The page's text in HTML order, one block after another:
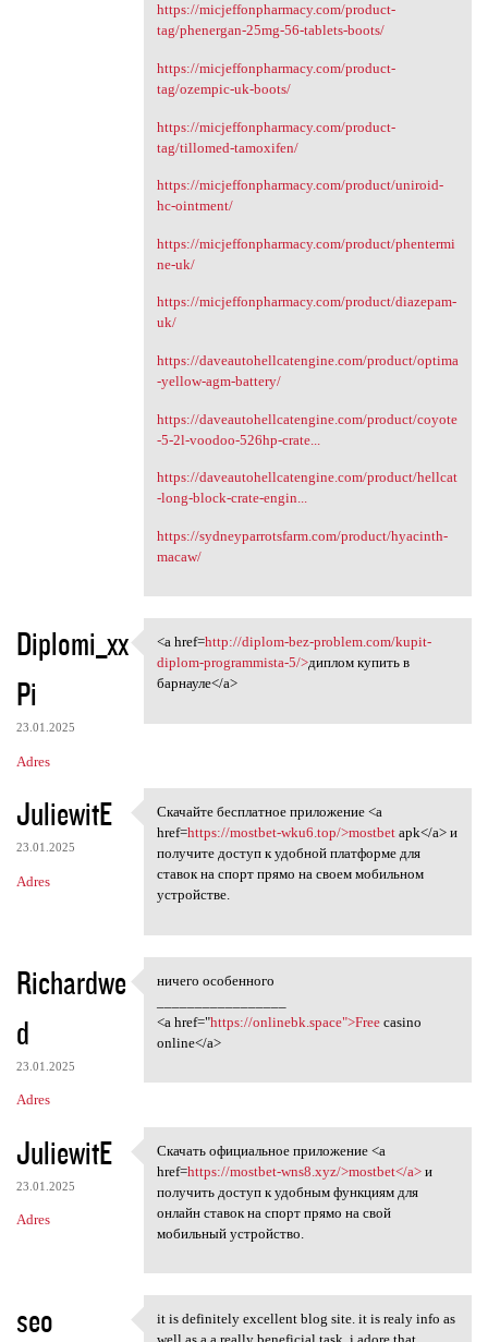
https://micjeffonpharmacy.com/product-
tag/phenergan-25mg-56-tablets-boots/
https://micjeffonpharmacy.com/product-
tag/ozempic-uk-boots/
https://micjeffonpharmacy.com/product-
tag/tillomed-tamoxifen/
https://micjeffonpharmacy.com/product/uniroid-
hc-ointment/
https://micjeffonpharmacy.com/product/phentermi
ne-uk/
https://micjeffonpharmacy.com/product/diazepam-
uk/
https://daveautohellcatengine.com/product/optima
-yellow-agm-battery/
https://daveautohellcatengine.com/product/coyote
-5-2l-voodoo-526hp-crate...
https://daveautohellcatengine.com/product/hellcat
-long-block-crate-engin...
https://sydneyparrotsfarm.com/product/hyacinth-
macaw/
Diplomi_xx
Pi
23.01.2025
Adres
<a href=http://diplom-bez
<a href=http://diplom-bez-problem.com/kupit-
diplom-programmista-5/>диплом купить в
барнауле</a>
JuliewitE
23.01.2025
Adres
Скачайте бесплатное
Скачайте бесплатное приложение <a
href=https://mostbet-wku6.top/>mostbetapk</a> и
получите доступ к удобной платформе для
ставок на спорт прямо на своем мобильном
устройстве.
Richardwe
d
23.01.2025
Adres
ничего особенного
ничего особенного
<a href="https://onlinebk.space">Freecasino
online</a>
JuliewitE
23.01.2025
Adres
Скачать официальное
Скачать официальное приложение <a
href=https://mostbet-wns8.xyz/>mostbet</a>и
получить доступ к удобным функциям для
онлайн ставок на спорт прямо на свой
мобильный устройство.
seo it is definitely excellent
it is definitely excellent blog site. it is realy info as